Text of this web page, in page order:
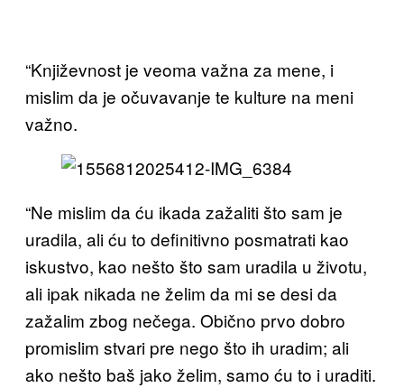
“Književnost je veoma važna za mene, i
mislim da je očuvavanje te kulture na meni
važno.
“Ne mislim da ću ikada zažaliti što sam je
uradila, ali ću to definitivno posmatrati kao
iskustvo, kao nešto što sam uradila u životu,
ali ipak nikada ne želim da mi se desi da
zažalim zbog nečega. Obično prvo dobro
promislim stvari pre nego što ih uradim; ali
ako nešto baš jako želim, samo ću to i uraditi.